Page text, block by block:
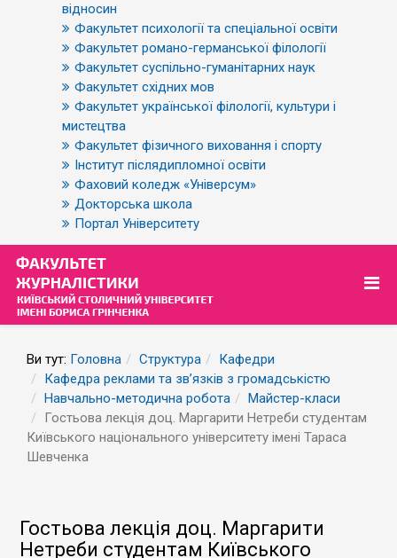
відносин
Факультет психології та спеціальної освіти
Факультет романо-германської філології
Факультет суспільно-гуманітарних наук
Факультет східних мов
Факультет української філології, культури і
мистецтва
Факультет фізичного виховання і спорту
Інститут післядипломної освіти
Фаховий коледж «Універсум»
Докторська школа
Портал Університету
Ви тут: Головна Структура
Кафедри
Кафедра реклами та зв’язків з громадськістю
Навчально-методична робота
Майстер-класи
Гостьова лекція доц. Маргарити Нетреби студентам
Київського національного університету імені Тараса
Шевченка
Гостьова лекція доц. Маргарити
Нетреби студентам Київського